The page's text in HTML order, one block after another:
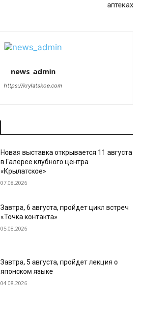
аптеках
news_admin
https://krylatskoe.com
Новая выставка открывается 11 августа
в Галерее клубного центра
«Крылатское»
07.08.2026
Завтра, 6 августа, пройдет цикл встреч
«Точка контакта»
05.08.2026
Завтра, 5 августа, пройдет лекция о
японском языке
04.08.2026